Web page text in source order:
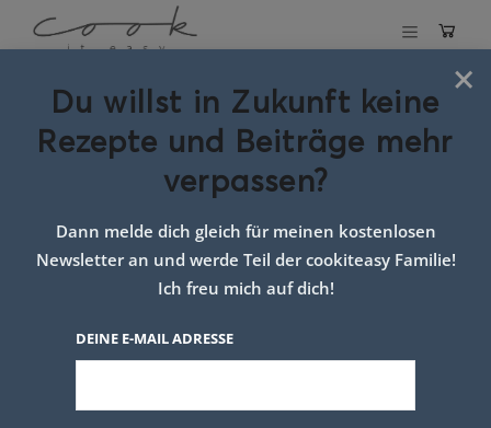
Schlagwort:
blätterteig liebe
×
Du willst in Zukunft keine
Rezepte und Beiträge mehr
verpassen?
Dann melde dich gleich für meinen kostenlosen
Newsletter an und werde Teil der cookiteasy Familie!
Ich freu mich auf dich!
DEINE E-MAIL ADRESSE